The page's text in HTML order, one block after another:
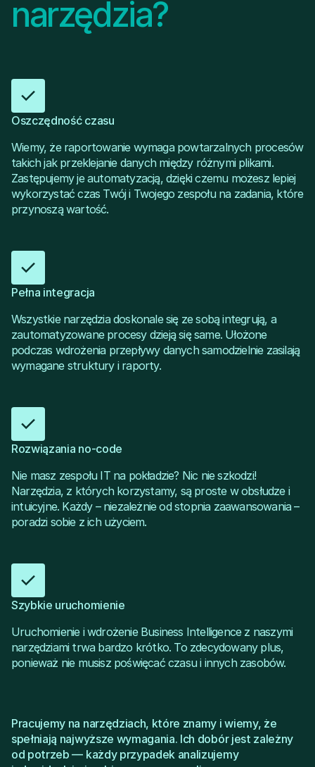
narzędzia?
Oszczędność czasu
Wiemy, że raportowanie wymaga powtarzalnych procesów
takich jak przeklejanie danych między różnymi plikami.
Zastępujemy je automatyzacją, dzięki czemu możesz lepiej
wykorzystać czas Twój i Twojego zespołu na zadania, które
przynoszą wartość.
Pełna integracja
Wszystkie narzędzia doskonale się ze sobą integrują, a
zautomatyzowane procesy dzieją się same. Ułożone
podczas wdrożenia przepływy danych samodzielnie zasilają
wymagane struktury i raporty.
Rozwiązania no-code
Nie masz zespołu IT na pokładzie? Nic nie szkodzi!
Narzędzia, z których korzystamy, są proste w obsłudze i
intuicyjne. Każdy – niezależnie od stopnia zaawansowania –
poradzi sobie z ich użyciem.
Szybkie uruchomienie
Uruchomienie i wdrożenie Business Intelligence z naszymi
narzędziami trwa bardzo krótko. To zdecydowany plus,
ponieważ nie musisz poświęcać czasu i innych zasobów.
Pracujemy na narzędziach, które znamy i wiemy, że
spełniają najwyższe wymagania. Ich dobór jest zależny
od potrzeb — każdy przypadek analizujemy